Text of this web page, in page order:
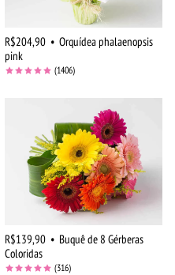
R$204,90 • Orquídea phalaenopsis
pink
(1406)
R$139,90 • Buquê de 8 Gérberas
Coloridas
(316)